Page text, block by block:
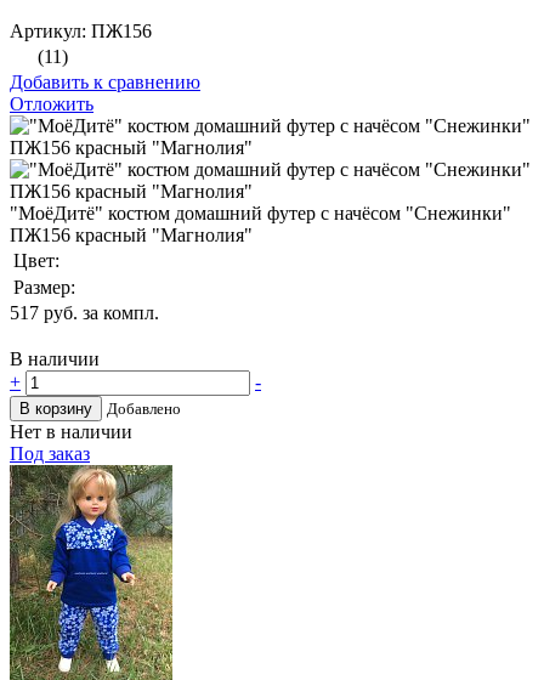
Артикул: ПЖ156
(11)
Добавить к сравнению
Отложить
"МоёДитё" костюм домашний футер с начёсом "Снежинки"
ПЖ156 красный "Магнолия"
Цвет:
Размер:
517 руб. за компл.
В наличии
+
-
В корзину Добавлено
Нет в наличии
Под заказ